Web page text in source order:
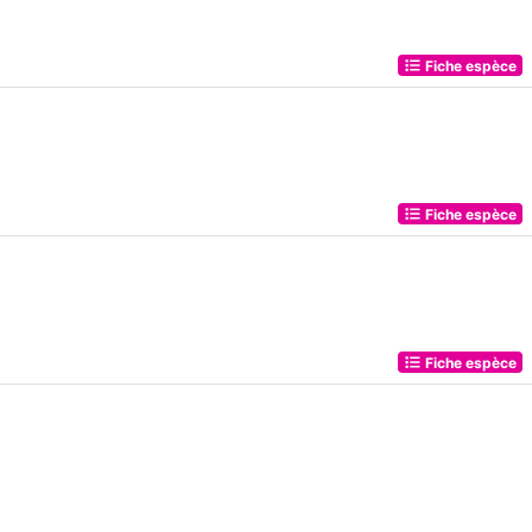
Fiche espèce
Fiche espèce
Fiche espèce